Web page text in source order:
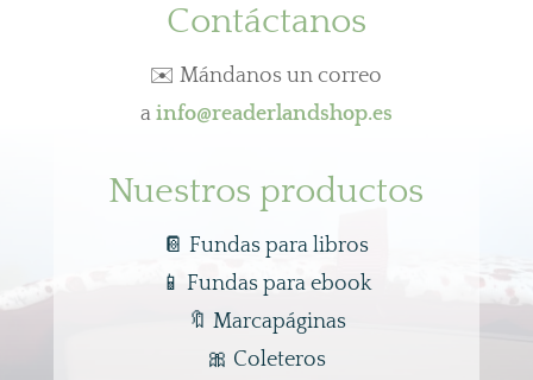
Contáctanos
✉️ Mándanos un correo
a info@readerlandshop.es
Nuestros productos
📔 Fundas para libros
📱Fundas para ebook
🔖 Marcapáginas
🎀 Coleteros